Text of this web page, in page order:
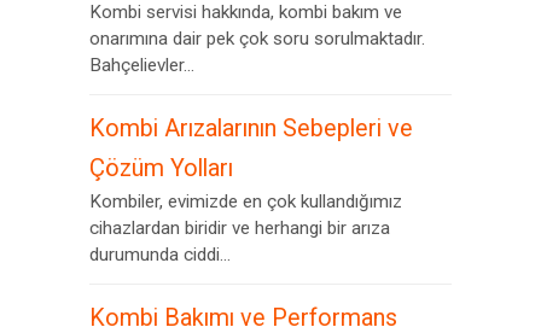
Kombi servisi hakkında, kombi bakım ve
onarımına dair pek çok soru sorulmaktadır.
Bahçelievler...
Kombi Arızalarının Sebepleri ve
Çözüm Yolları
Kombiler, evimizde en çok kullandığımız
cihazlardan biridir ve herhangi bir arıza
durumunda ciddi...
Kombi Bakımı ve Performans